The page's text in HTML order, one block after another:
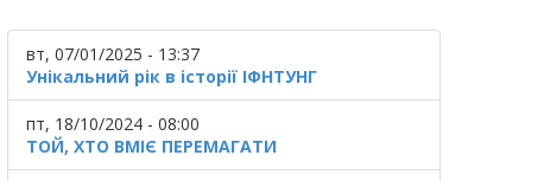
вт, 07/01/2025 - 13:37
Унікальний рік в історії ІФНТУНГ
пт, 18/10/2024 - 08:00
ТОЙ, ХТО ВМІЄ ПЕРЕМАГАТИ